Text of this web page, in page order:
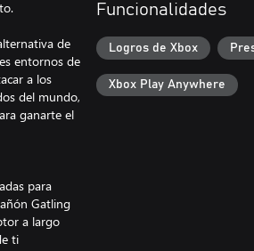
de
entornos de
a los
del mundo,
ganarte el
para
Gatling
a largo
ti
Funcionalidades
Logros de Xbox
Xbox Play Anywhere